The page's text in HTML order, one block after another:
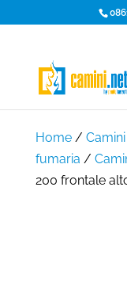
Home/
fumaria /
200 frontale